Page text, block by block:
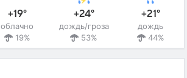
+19°
облачно
19%
+24°
дождь/гроза
53%
+21°
дождь
44%